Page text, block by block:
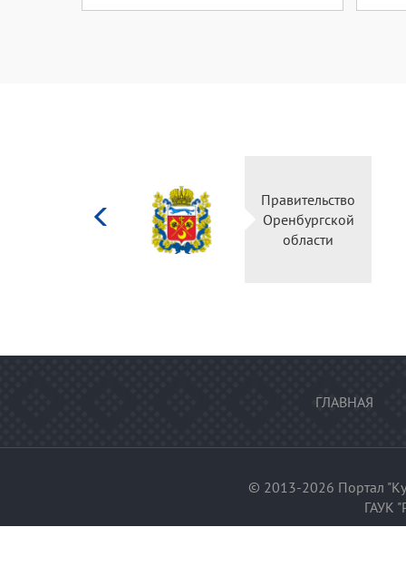
Правительство
Оренбургской
области
ГЛАВНАЯ
© 2013-2026 Портал
ГАУК